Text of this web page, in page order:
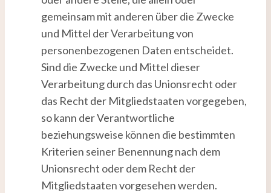
gemeinsam mit anderen über die Zwecke
und Mittel der Verarbeitung von
personenbezogenen Daten entscheidet.
Sind die Zwecke und Mittel dieser
Verarbeitung durch das Unionsrecht oder
das Recht der Mitgliedstaaten vorgegeben,
so kann der Verantwortliche
beziehungsweise können die bestimmten
Kriterien seiner Benennung nach dem
Unionsrecht oder dem Recht der
Mitgliedstaaten vorgesehen werden.